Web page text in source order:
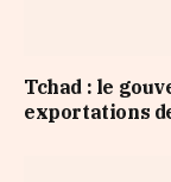
Tchad : le
exportations